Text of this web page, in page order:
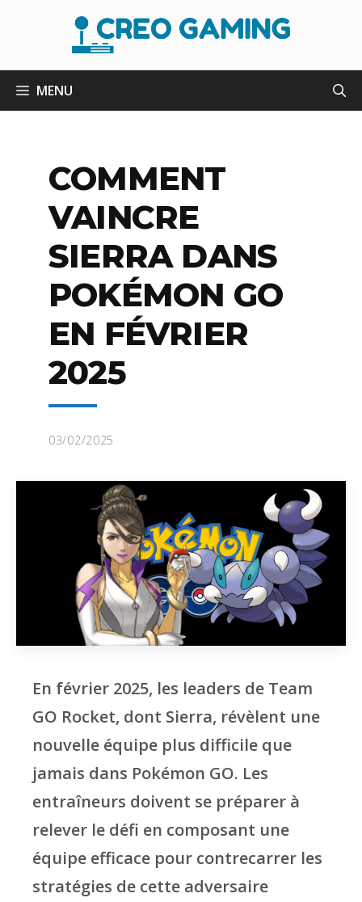
MENU
COMMENT
VAINCRE
SIERRA DANS
POKÉMON GO
EN FÉVRIER
2025
03/02/2025
En février 2025, les leaders de Team
GO Rocket, dont Sierra, révèlent une
nouvelle équipe plus difficile que
jamais dans Pokémon GO. Les
entraîneurs doivent se préparer à
relever le défi en composant une
équipe efficace pour contrecarrer les
stratégies de cette adversaire